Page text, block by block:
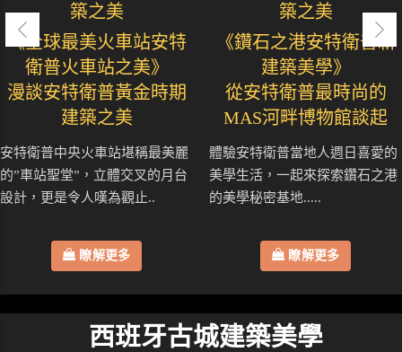
築之美
《全球最美火車站安特
衛普火車站之美》
漫談安特衛普黃金時期
建築之美
安特衛普中央火車站堪稱最美麗
的”車站聖堂”，立體交叉的月台
設計，更是令人嘆為觀止..
瞭解更多
築之美
《鑽石之港安特衛普新
建築美學》
從安特衛普最時尚的
MAS河畔博物館談起
體驗安特衛普當地人週日喜愛的
美學生活，一起來探索鑽石之港
的美學秘密基地.....
瞭解更多
西班牙古城建築美學